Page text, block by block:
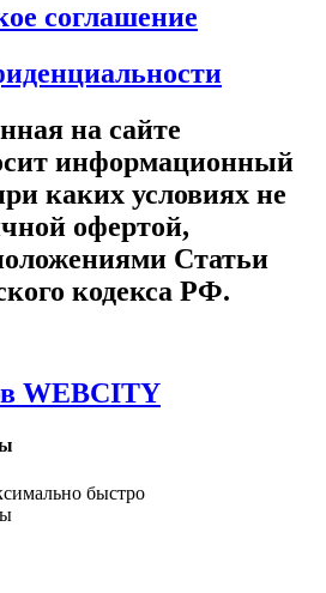
соглашение
на сайте
информационный
каких условиях не
офертой,
Статьи
кодекса РФ.
WEBCITY
быстро